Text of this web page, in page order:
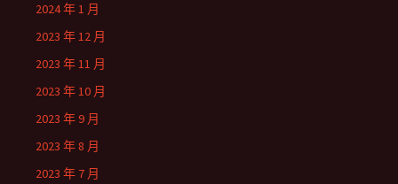
2024 年 1 月
2023 年 12 月
2023 年 11 月
2023 年 10 月
2023 年 9 月
2023 年 8 月
2023 年 7 月